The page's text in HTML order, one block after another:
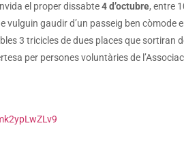
el proper dissabte4 d’octubre, entre
gaudir d’un passeig ben còmode
3 tricicles de dues places que sortiran
per persones voluntàries de